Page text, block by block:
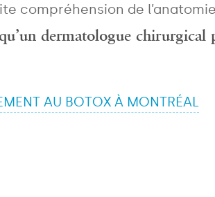
compréhension de
dermatologue chirurgical
AU BOTOX À MONTRÉAL